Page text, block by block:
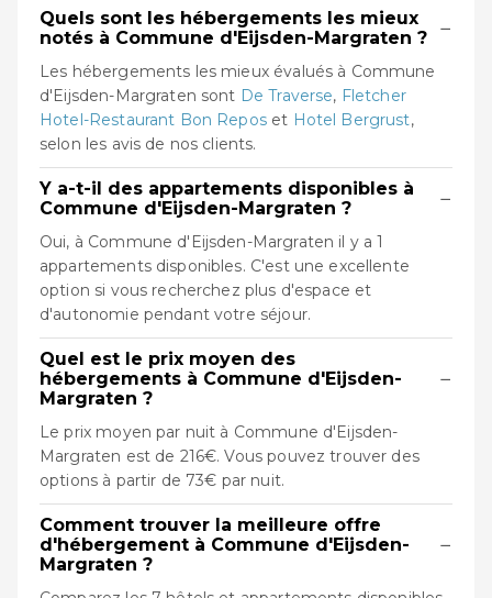
Quels sont les hébergements les mieux
notés à Commune d'Eijsden-Margraten ?
−
Les hébergements les mieux évalués à Commune
d'Eijsden-Margraten sont De Traverse, Fletcher
Hotel-Restaurant Bon Reposet Hotel Bergrust,
selon les avis de nos clients.
Y a-t-il des appartements disponibles à
Commune d'Eijsden-Margraten ?
−
Oui, à Commune d'Eijsden-Margraten il y a 1
appartements disponibles. C'est une excellente
option si vous recherchez plus d'espace et
d'autonomie pendant votre séjour.
Quel est le prix moyen des
hébergements à Commune d'Eijsden-
Margraten ?
−
Le prix moyen par nuit à Commune d'Eijsden-
Margraten est de 216€. Vous pouvez trouver des
options à partir de 73€ par nuit.
Comment trouver la meilleure offre
d'hébergement à Commune d'Eijsden-
Margraten ?
−